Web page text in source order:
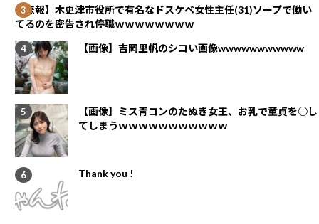
【悲報】木更津市役所で有名なドスケベ女性主任(31)ソープで働い
てるのを密告され停職ｗｗｗｗｗｗｗｗ
【画像】吉岡里帆のシコい画像wwwwwwwwwww
【画像】ミス青コンのたぬき女王、お乳で童貞を○し
てしまうｗｗｗｗｗｗｗｗｗｗｗ
Thank you !